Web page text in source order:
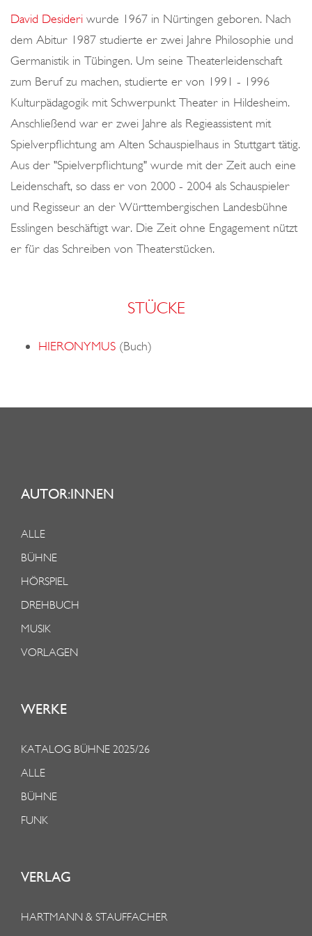
n
David Desideri wurde 1967 in Nürtingen geboren. Nach
dem Abitur 1987 studierte er zwei Jahre Philosophie und
Germanistik in Tübingen. Um seine Theaterleidenschaft
zum Beruf zu machen, studierte er von 1991 - 1996
Kulturpädagogik mit Schwerpunkt Theater in Hildesheim.
Anschließend war er zwei Jahre als Regieassistent mit
Spielverpflichtung am Alten Schauspielhaus in Stuttgart tätig.
Aus der "Spielverpflichtung" wurde mit der Zeit auch eine
Leidenschaft, so dass er von 2000 - 2004 als Schauspieler
und Regisseur an der Württembergischen Landesbühne
Esslingen beschäftigt war. Die Zeit ohne Engagement nützt
er für das Schreiben von Theaterstücken.
STÜCKE
HIERONYMUS (Buch)
AUTOR:INNEN
ALLE
BÜHNE
HÖRSPIEL
DREHBUCH
MUSIK
VORLAGEN
WERKE
KATALOG BÜHNE 2025/26
ALLE
BÜHNE
FUNK
VERLAG
HARTMANN & STAUFFACHER